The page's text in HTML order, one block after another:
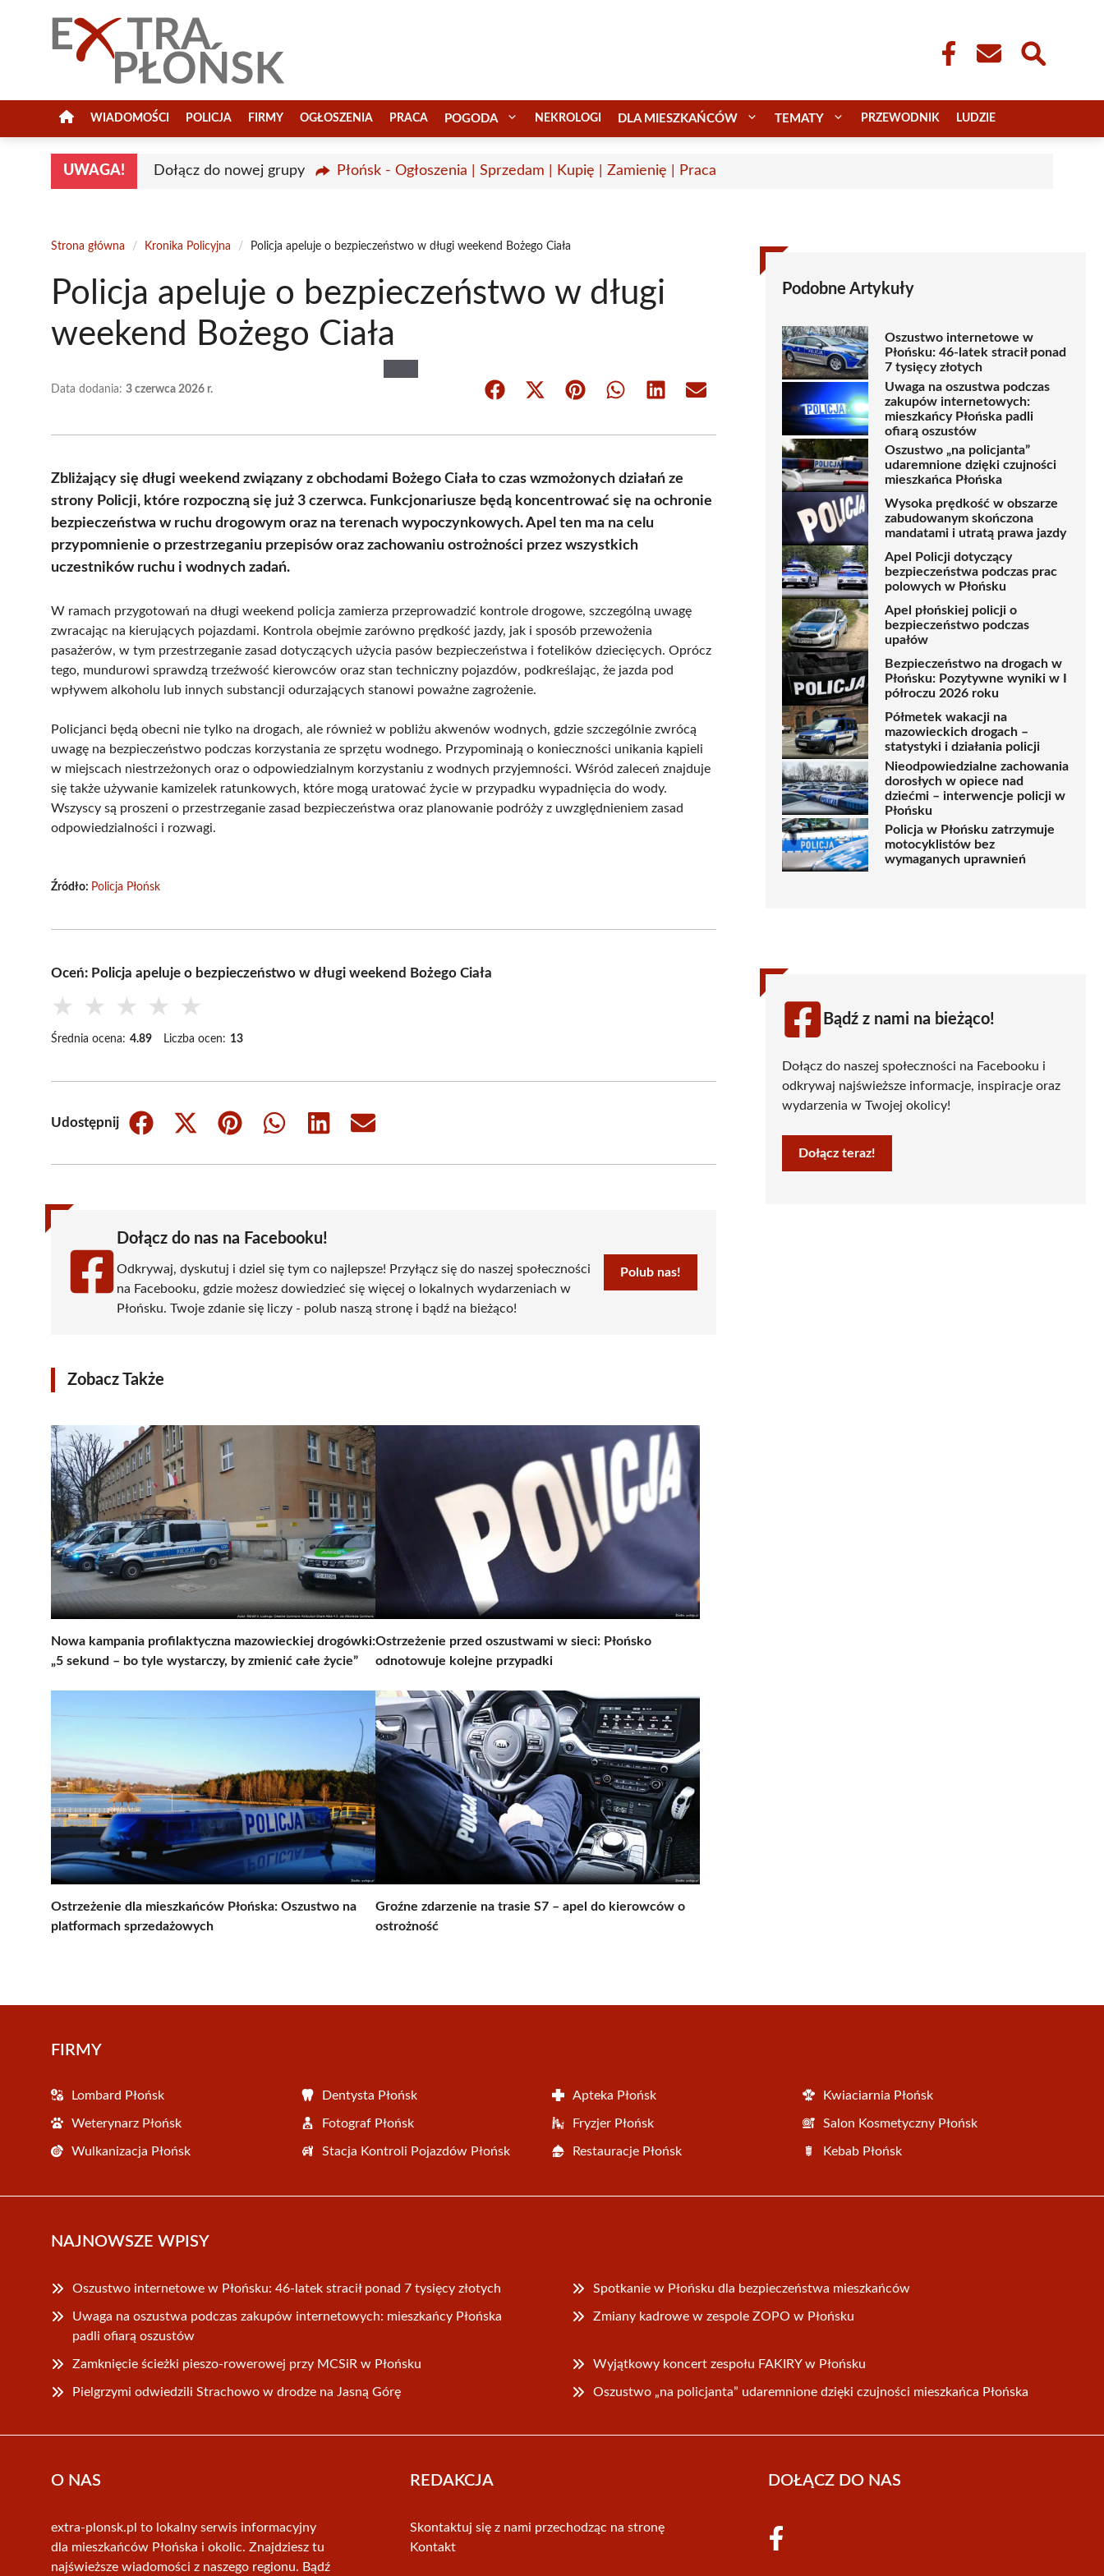
WIADOMOŚCI POLICJA FIRMY OGŁOSZENIA PRACA POGODA NEKROLOGI DLA MIESZKAŃCÓW TEMATY PRZEWODNIK LUDZIE
UWAGA! Dołącz do nowej grupy Płońsk - Ogłoszenia | Sprzedam | Kupię | Zamienię | Praca
Strona główna / Kronika Policyjna / Policja apeluje o bezpieczeństwo w długi weekend Bożego Ciała
Policja apeluje o bezpieczeństwo w długi
weekend Bożego Ciała
Data dodania: 3 czerwca 2026 r.
Share
Share
(Twitter)
Share Share Share Share
Zbliżający się długi weekend związany z obchodami Bożego Ciała to czas wzmożonych działań ze
strony Policji, które rozpoczną się już 3 czerwca. Funkcjonariusze będą koncentrować się na ochronie
bezpieczeństwa w ruchu drogowym oraz na terenach wypoczynkowych. Apel ten ma na celu
przypomnienie o przestrzeganiu przepisów oraz zachowaniu ostrożności przez wszystkich
uczestników ruchu i wodnych zadań.
W ramach przygotowań na długi weekend policja zamierza przeprowadzić kontrole drogowe, szczególną uwagę
zwracając na kierujących pojazdami. Kontrola obejmie zarówno prędkość jazdy, jak i sposób przewożenia
pasażerów, w tym przestrzeganie zasad dotyczących użycia pasów bezpieczeństwa i fotelików dziecięcych. Oprócz
tego, mundurowi sprawdzą trzeźwość kierowców oraz stan techniczny pojazdów, podkreślając, że jazda pod
wpływem alkoholu lub innych substancji odurzających stanowi poważne zagrożenie.
Policjanci będą obecni nie tylko na drogach, ale również w pobliżu akwenów wodnych, gdzie szczególnie zwrócą
uwagę na bezpieczeństwo podczas korzystania ze sprzętu wodnego. Przypominają o konieczności unikania kąpieli
w miejscach niestrzeżonych oraz o odpowiedzialnym korzystaniu z wodnych przyjemności. Wśród zaleceń znajduje
się także używanie kamizelek ratunkowych, które mogą uratować życie w przypadku wypadnięcia do wody.
Wszyscy są proszeni o przestrzeganie zasad bezpieczeństwa oraz planowanie podróży z uwzględnieniem zasad
odpowiedzialności i rozwagi.
Źródło: Policja Płońsk
Oceń: Policja apeluje o bezpieczeństwo w długi weekend Bożego Ciała
★ ★ ★ ★ ★
Średnia ocena: 4.89 Liczba ocen: 13
Udostępnij
Share
Share
(Twitter)
Share
Share
Share
Share
Dołącz do nas na Facebooku!
Odkrywaj, dyskutuj i dziel się tym co najlepsze! Przyłącz się do naszej społeczności
na Facebooku, gdzie możesz dowiedzieć się więcej o lokalnych wydarzeniach w
Płońsku. Twoje zdanie się liczy - polub naszą stronę i bądź na bieżąco!
Polub nas!
Zobacz Także
Nowa kampania profilaktyczna mazowieckiej drogówki:
„5 sekund – bo tyle wystarczy, by zmienić całe życie”
Ostrzeżenie przed oszustwami w sieci: Płońsko
odnotowuje kolejne przypadki
Ostrzeżenie dla mieszkańców Płońska: Oszustwo na
platformach sprzedażowych
Groźne zdarzenie na trasie S7 – apel do kierowców o
ostrożność
Podobne Artykuły
Oszustwo internetowe w
Płońsku: 46-latek stracił ponad
7 tysięcy złotych
Uwaga na oszustwa podczas
zakupów internetowych:
mieszkańcy Płońska padli
ofiarą oszustów
Oszustwo „na policjanta”
udaremnione dzięki czujności
mieszkańca Płońska
Wysoka prędkość w obszarze
zabudowanym skończona
mandatami i utratą prawa jazdy
Apel Policji dotyczący
bezpieczeństwa podczas prac
polowych w Płońsku
Apel płońskiej policji o
bezpieczeństwo podczas
upałów
Bezpieczeństwo na drogach w
Płońsku: Pozytywne wyniki w I
półroczu 2026 roku
Półmetek wakacji na
mazowieckich drogach –
statystyki i działania policji
Nieodpowiedzialne zachowania
dorosłych w opiece nad
dziećmi – interwencje policji w
Płońsku
Policja w Płońsku zatrzymuje
motocyklistów bez
wymaganych uprawnień
Bądź z nami na bieżąco!
Dołącz do naszej społeczności na Facebooku i
odkrywaj najświeższe informacje, inspiracje oraz
wydarzenia w Twojej okolicy!
Dołącz teraz!
FIRMY
Lombard Płońsk Dentysta Płońsk Apteka Płońsk Kwiaciarnia Płońsk
Weterynarz Płońsk Fotograf Płońsk Fryzjer Płońsk Salon Kosmetyczny Płońsk
Wulkanizacja Płońsk Stacja Kontroli Pojazdów Płońsk Restauracje Płońsk Kebab Płońsk
NAJNOWSZE WPISY
Oszustwo internetowe w Płońsku: 46-latek stracił ponad 7 tysięcy złotych Spotkanie w Płońsku dla bezpieczeństwa mieszkańców
Uwaga na oszustwa podczas zakupów internetowych: mieszkańcy Płońska
padli ofiarą oszustów
Zmiany kadrowe w zespole ZOPO w Płońsku
Zamknięcie ścieżki pieszo-rowerowej przy MCSiR w Płońsku Wyjątkowy koncert zespołu FAKIRY w Płońsku
Pielgrzymi odwiedzili Strachowo w drodze na Jasną Górę Oszustwo „na policjanta” udaremnione dzięki czujności mieszkańca Płońska
O NAS
extra-plonsk.pl to lokalny serwis informacyjny
dla mieszkańców Płońska i okolic. Znajdziesz tu
najświeższe wiadomości z naszego regionu. Bądź
REDAKCJA
Skontaktuj się z nami przechodząc na stronę
Kontakt
DOŁĄCZ DO NAS